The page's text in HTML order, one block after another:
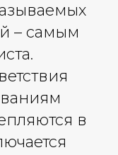
– самым
в